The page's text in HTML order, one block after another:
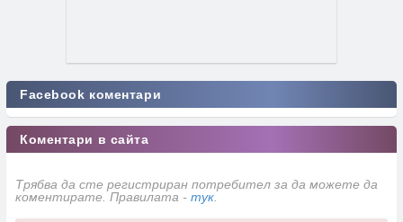
Facebook коментари
Коментари в сайта
Трябва да сте регистриран потребител за да можете да
коментирате. Правилата - тук